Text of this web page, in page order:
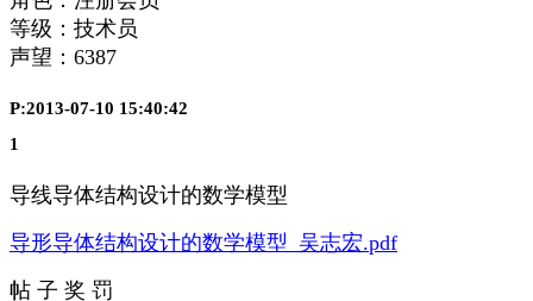
等级：技术员
声望： 6387
P:2013-07-10 15:40:42
1
导线导体结构设计的数学模型
导形导体结构设计的数学模型_吴志宏.pdf
帖 子 奖 罚